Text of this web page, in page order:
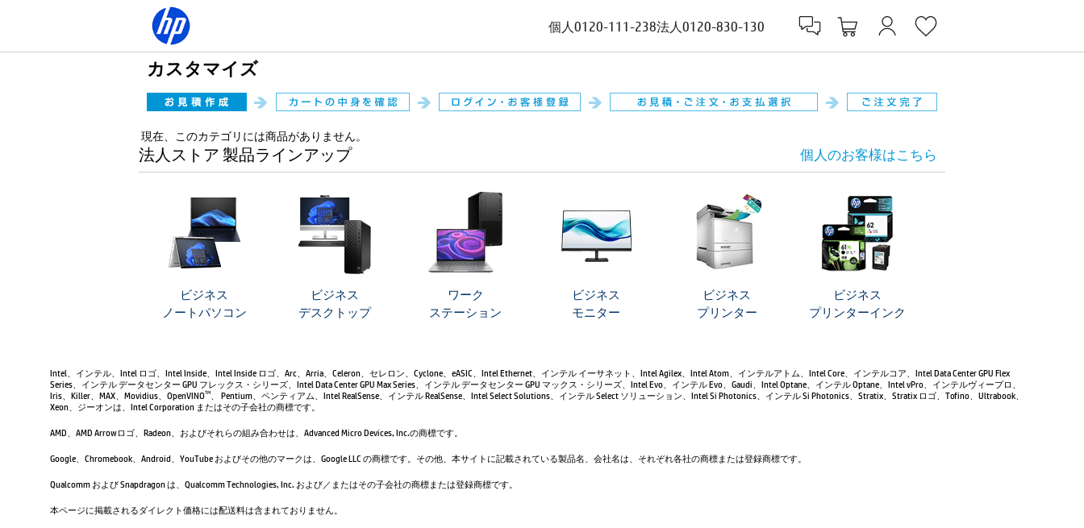
個人 0120-111-238法人 0120-830-130
カスタマイズ
現在、このカテゴリには商品がありません。
法人ストア 製品ラインアップ 個人のお客様はこちら
ビジネス
ノートパソコン
ビジネス
デスクトップ
ワーク
ステーション
ビジネス
モニター
ビジネス
プリンター
ビジネス
プリンターインク
Intel、インテル、Intel ロゴ、Intel Inside、Intel Inside ロゴ、Arc、Arria、Celeron、セレロン、Cyclone、eASIC、Intel Ethernet、インテル イーサネット、Intel Agilex、Intel Atom、インテルアトム、Intel Core、インテルコア、Intel Data Center GPU Flex
Series、インテル データセンター GPU フレックス・シリーズ、Intel Data Center GPU Max Series、インテル データセンター GPU マックス・シリーズ、Intel Evo、インテル Evo、Gaudi、Intel Optane、インテル Optane、Intel vPro、インテルヴィープロ、
Iris、Killer、MAX、Movidius、OpenVINOTM
、 Pentium、ペンティアム、Intel RealSense、インテル RealSense、Intel Select Solutions、インテル Select ソリューション、Intel Si Photonics、インテル Si Photonics、Stratix、Stratix ロゴ、Tofino、Ultrabook、
Xeon、ジーオンは、Intel Corporation またはその子会社の商標です。
AMD、AMD Arrowロゴ、Radeon、およびそれらの組み合わせは、Advanced Micro Devices, Inc.の商標です。
Google、Chromebook、Android、YouTube およびその他のマークは、Google LLC の商標です。その他、本サイトに記載されている製品名、会社名は、それぞれ各社の商標または登録商標です。
Qualcomm および Snapdragon は、Qualcomm Technologies, Inc. および／またはその子会社の商標または登録商標です。
本ページに掲載されるダイレクト価格には配送料は含まれておりません。